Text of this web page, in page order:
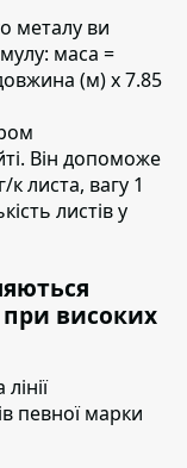
металу ви
маса =
(м) х 7.85
Він допоможе
листа, вагу 1
листів у
високих
певної марки